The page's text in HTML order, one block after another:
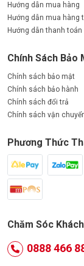
Hướng dẫn mua hàng
Hướng dẫn mua hàng
Hướng dẫn thanh toán
Chính Sách Bảo
Chính sách bảo mật
Chính sách bảo hành
Chính sách đổi trả
Chính sách vận
Phương Thức
Chăm Sóc
0888 466